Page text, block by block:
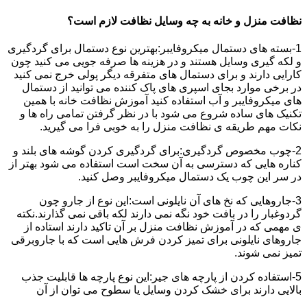
نظافت منزل و خانه به چه وسایل نظافت لازم است؟
1-بسته های دستمال میکروفایبر:بهترین نوع دستمال برای گردگیری
و لکه گیری وسایل هستند و در هزینه ها صرفه جویی می کنید چون
کارایی دارند و برای دستمال های متفرقه دیگر پولی خرج نمی کنید
در برخی موارد بجای اسپری های پاک کننده می توانید از دستمال
های میکروفایبر و آب استفاده کنید آموزش نظافت خانه با همین
تکنیک های ساده شروع می شود با در نظر گرفتن تمامی راه ها و
نکات مهم طریقه ی نظافت منزل را به خوبی فرا می گیرید.
2-چوب مخصوص گردگیری:برای گردگیری کردن گوشه های بلند و
کناره هایی که دسترسی به آن سخت است استفاده می شود بهتر از
در سر این چوب یک دستمال میکروفایبر وصل کنید.
3-جاروهایی که نخ های آن نایلونی است:این نوع از جارو چون
گردوغبار را در بافت خود نگه نمی دارند لکه باقی نمی گذارند.نکته
ی مهمی که در آموزش نظافت منزل بر آن تاکید دارند استاده از
جاروهای نایلونی برای تمیز کردن فرش هایی است که با جاروبرقی
تمیز نمی شوند.
5-استفاده کردن از پارچه های جیر:این نوع پارچه ها قابلیت جذب
بالایی دارند برای خشک کردن وسایل یا سطوح می توان از آن